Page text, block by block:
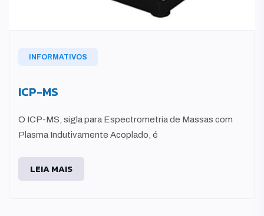
INFORMATIVOS
ICP-MS
O ICP-MS, sigla para Espectrometria de Massas com
Plasma Indutivamente Acoplado, é
LEIA MAIS